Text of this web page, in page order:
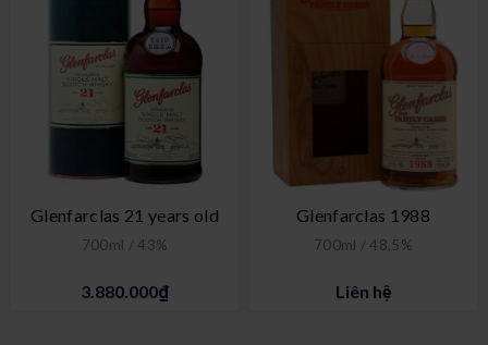
Glenfarclas 21 years old
700ml / 43%
3.880.000₫
Glenfarclas 1988
700ml / 48,5%
Liên hệ